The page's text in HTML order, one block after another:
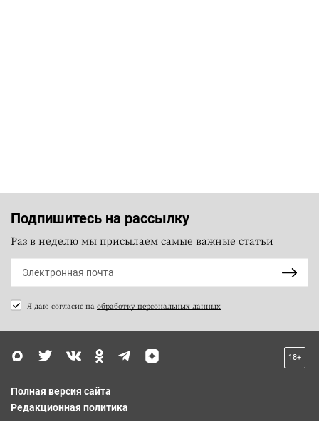
Подпишитесь на рассылку
Раз в неделю мы присылаем самые важные статьи
Я даю согласие на обработку персональных данных
18+
Полная версия сайта
Редакционная политика